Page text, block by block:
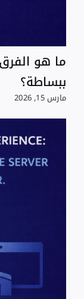
ما هو الفرق
ببساطة؟
مارس 15, 2026